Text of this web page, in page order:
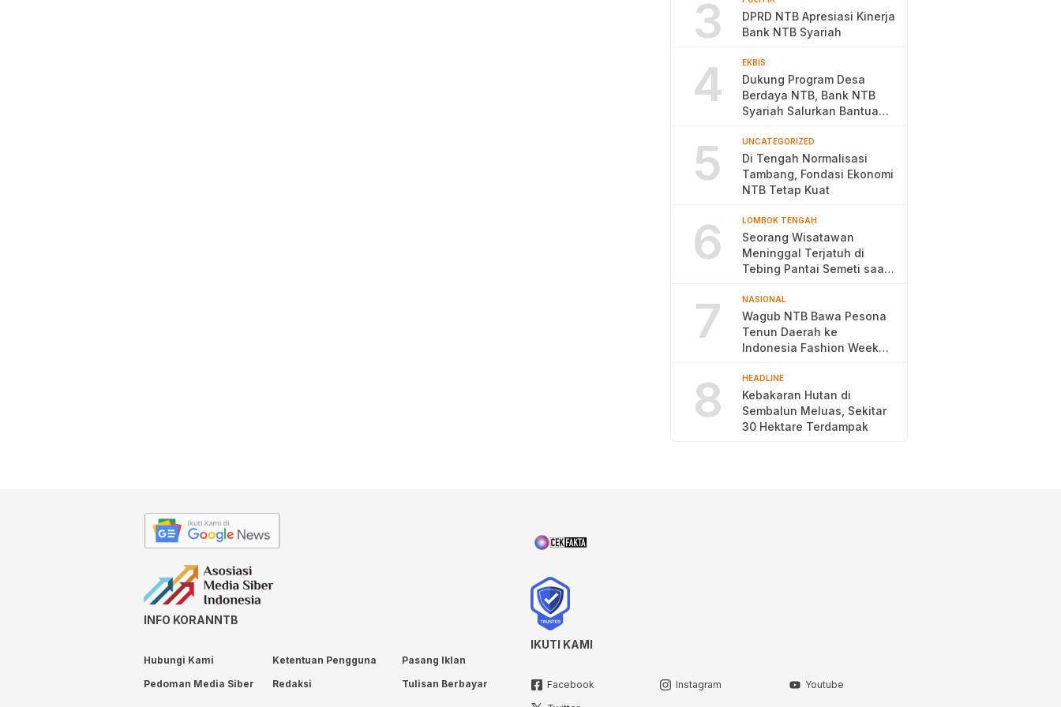
3
DPRD NTB Apresiasi Kinerja
Bank NTB Syariah
4 EKBIS
Dukung Program Desa
Berdaya NTB, Bank NTB
Syariah Salurkan Bantuan
5 UNCATEGORIZED
Di Tengah Normalisasi
Tambang, Fondasi Ekonomi
NTB Tetap Kuat
6 LOMBOK TENGAH
Seorang Wisatawan
Meninggal Terjatuh di
Tebing Pantai Semeti saat
7 NASIONAL
Wagub NTB Bawa Pesona
Tenun Daerah ke
Indonesia Fashion Week
8 HEADLINE
Kebakaran Hutan di
Sembalun Meluas, Sekitar
30 Hektare Terdampak
INFO KORANNTB
Hubungi Kami Ketentuan Pengguna
Pasang Iklan
Pedoman Media Siber
Redaksi Tulisan Berbayar
IKUTI KAMI
Facebook Instagram
Youtube